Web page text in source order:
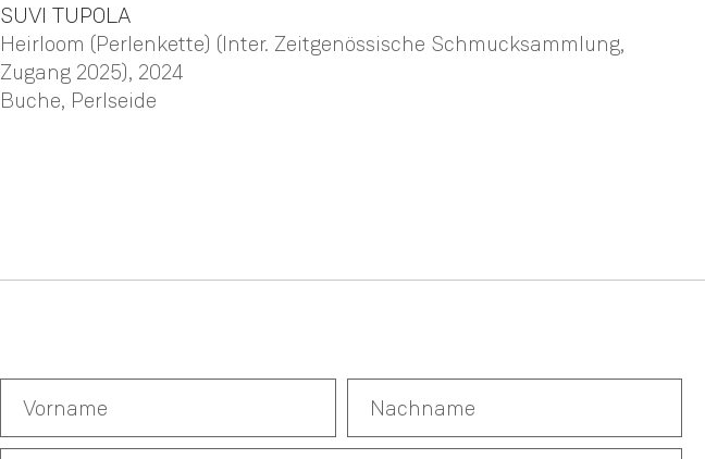
SUVI TUPOLA
Heirloom (Perlenkette) (Inter. Zeitgenössische Schmucksammlung,
Zugang 2025), 2024
Buche, Perlseide